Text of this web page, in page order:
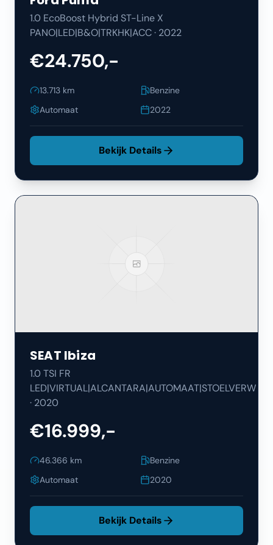
1.0 EcoBoost Hybrid ST-Line X
PANO|LED|B&O|TRKHK|ACC· 2022
€24.750,-
13.713 km
Benzine
Automaat
2022
Bekijk Details
SEAT Ibiza
1.0 TSI FR
LED|VIRTUAL|ALCANTARA|AUTOMAAT|STOELVERW
· 2020
€16.999,-
46.366 km
Benzine
Automaat
2020
Bekijk Details